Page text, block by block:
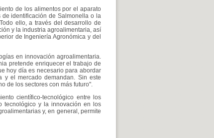
de los alimentos por el aparato
identificación de Salmonella o la
ello, a través del desarrollo de
y la industria agroalimentaria, así
de Ingeniería Agronómica y del
en innovación agroalimentaria.
pretende enriquecer el trabajo de
hoy día es necesario para abordar
y el mercado demandan. Sin este
de los sectores con más futuro".
científico-tecnológico entre los
tecnológico y la innovación en los
y, en general, permite